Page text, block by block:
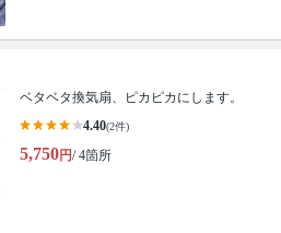
ベタベタ換気扇、ピカピカにします。
4.40(2件)
5,750円/ 4箇所